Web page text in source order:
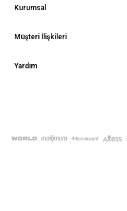
Kurumsal
Müşteri İlişkileri
Yardım